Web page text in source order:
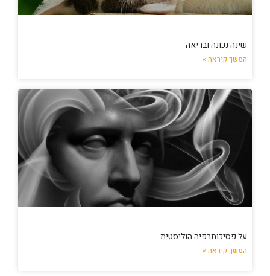
שינה נכונה ובריאה
המשך קיראה »
על פסיכותרפיה הוליסטית
המשך קיראה »